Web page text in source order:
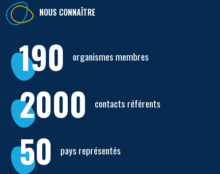
NOUS CONNAÎTRE
190 organismes membres
2000 contacts référents
50 pays représentés